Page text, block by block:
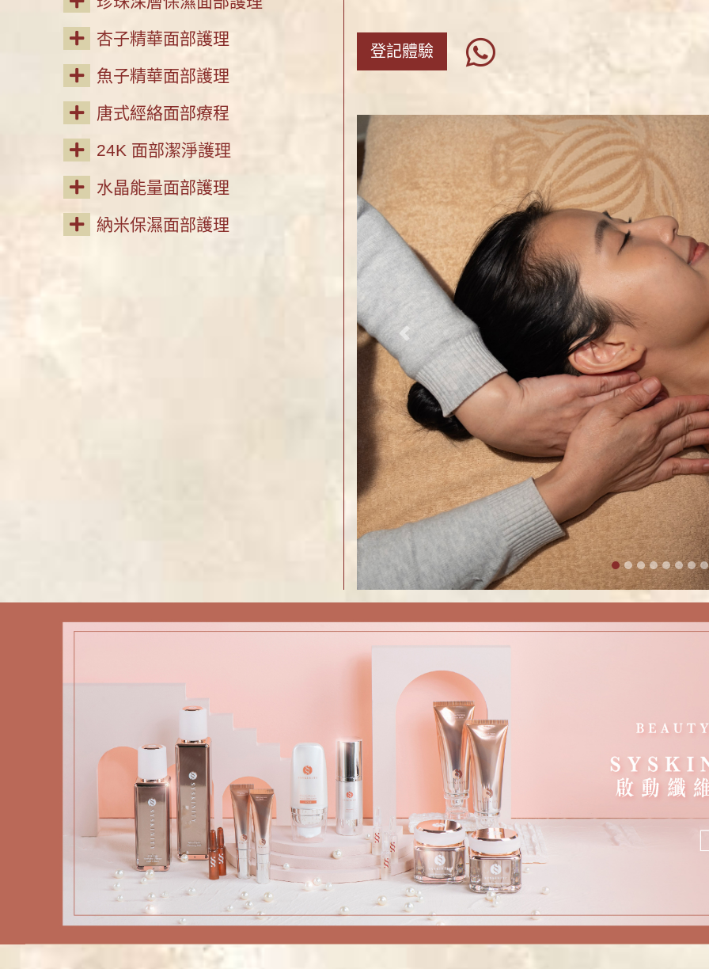
杏子精華面部護理
魚子精華面部護理
唐式經絡面部療程
24K 面部潔淨護理
水晶能量面部護理
納米保濕面部護理
登記體驗
Previous